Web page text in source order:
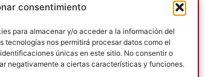
consentimiento
para almacenar y/o acceder a la información del
tecnologías nos permitirá procesar datos como el
únicas en este sitio. No consentir o
negativamente a ciertas características y funciones.